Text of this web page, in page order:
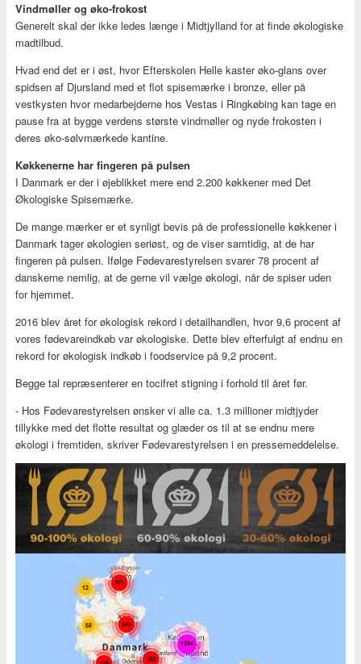
Vindmøller og øko-frokost
Generelt skal der ikke ledes længe i Midtjylland for at finde økologiske
madtilbud.
Hvad end det er i øst, hvor Efterskolen Helle kaster øko-glans over
spidsen af Djursland med et flot spisemærke i bronze, eller på
vestkysten hvor medarbejderne hos Vestas i Ringkøbing kan tage en
pause fra at bygge verdens største vindmøller og nyde frokosten i
deres øko-sølvmærkede kantine.
Køkkenerne har fingeren på pulsen
I Danmark er der i øjeblikket mere end 2.200 køkkener med Det
Økologiske Spisemærke.
De mange mærker er et synligt bevis på de professionelle køkkener i
Danmark tager økologien seriøst, og de viser samtidig, at de har
fingeren på pulsen. Ifølge Fødevarestyrelsen svarer 78 procent af
danskerne nemlig, at de gerne vil vælge økologi, når de spiser uden
for hjemmet.
2016 blev året for økologisk rekord i detailhandlen, hvor 9,6 procent af
vores fødevareindkøb var økologiske. Dette blev efterfulgt af endnu en
rekord for økologisk indkøb i foodservice på 9,2 procent.
Begge tal repræsenterer en tocifret stigning i forhold til året før.
- Hos Fødevarestyrelsen ønsker vi alle ca. 1.3 millioner midtjyder
tillykke med det flotte resultat og glæder os til at se endnu mere
økologi i fremtiden, skriver Fødevarestyrelsen i en pressemeddelelse.